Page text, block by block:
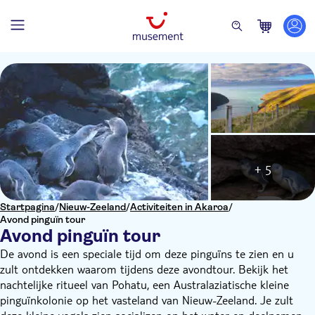
Startpagina/Nieuw-Zeeland/Activiteiten in Akaroa/
Avond pinguïn tour
Avond pinguïn tour
+ 5
De avond is een speciale tijd om deze pinguïns te zien en u
zult ontdekken waarom tijdens deze avondtour. Bekijk het
nachtelijke ritueel van Pohatu, een Australaziatische kleine
pinguïnkolonie op het vasteland van Nieuw-Zeeland. Je zult